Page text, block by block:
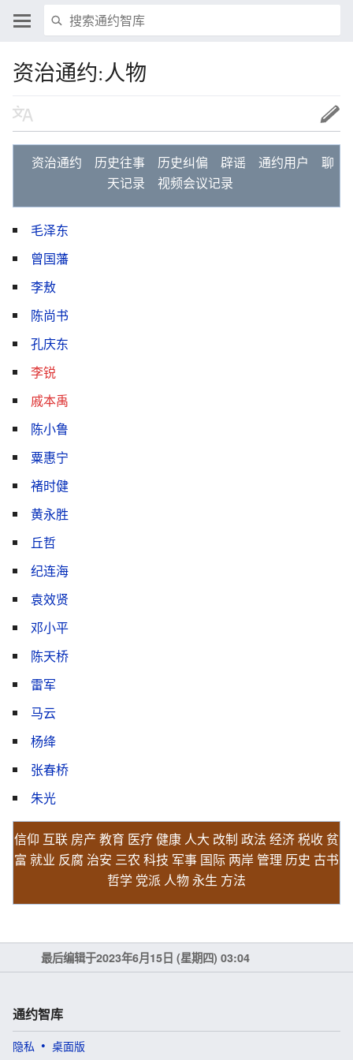
资治通约:人物
资治通约 历史往事 历史纠偏 辟谣 通约用户
聊
天记录
视频会议记录
毛泽东
曾国藩‎
李敖
陈尚书
孔庆东
李锐
戚本禹
陈小鲁 ‎
粟惠宁
褚时健
黄永胜
丘哲
纪连海
袁效贤
邓小平
陈天桥
雷军
马云
杨绛
张春桥
朱光
信仰 互联 房产 教育 医疗健康 人大 改制 政法 经济税收 贫
富 就业 反腐 治安 三农 科技 军事 国际 两岸 管理 历史 古书
哲学 党派 人物永生 方法
最后编辑于2023年6月15日 (星期四) 03:04
通约智库
隐私 桌面版